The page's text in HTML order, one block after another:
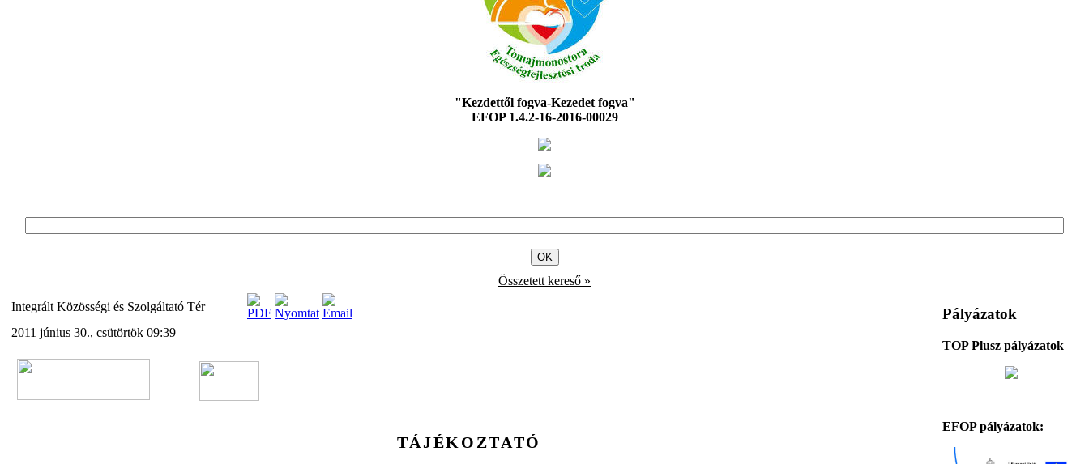
"Kezdettől fogva-Kezedet fogva"
EFOP 1.4.2-16-2016-00029
Összetett kereső »
Integrált Közösségi és Szolgáltató Tér
2011 június 30., csütörtök 09:39
TÁJÉKOZTATÓ
Pályázatok
TOP Plusz pályázatok
EFOP pályázatok: